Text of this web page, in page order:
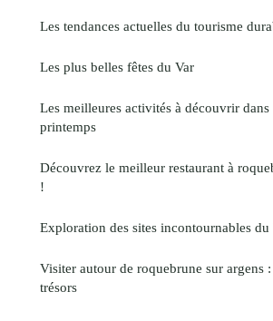
Les tendances actuelles du tourisme
Les plus belles fêtes du Var
Les meilleures activités à découvrir dans
printemps
Découvrez le meilleur restaurant à
!
Exploration des sites incontournables du
Visiter autour de roquebrune sur argens
trésors